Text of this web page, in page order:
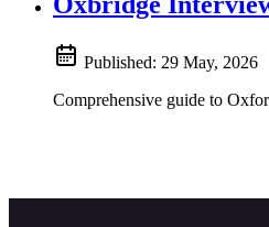
Published: 29 May, 2026
Comprehensive guide to